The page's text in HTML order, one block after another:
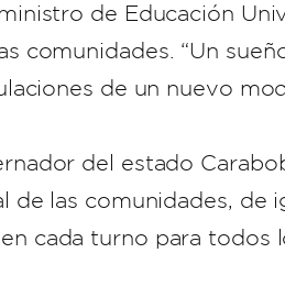
de Educación
comunidades. “Un
de un nuevo
del estado
de las comunidades,
cada turno para todos